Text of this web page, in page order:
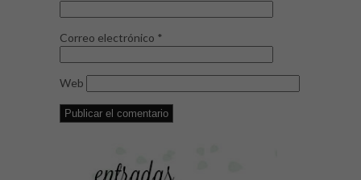
Correo electrónico *
Web